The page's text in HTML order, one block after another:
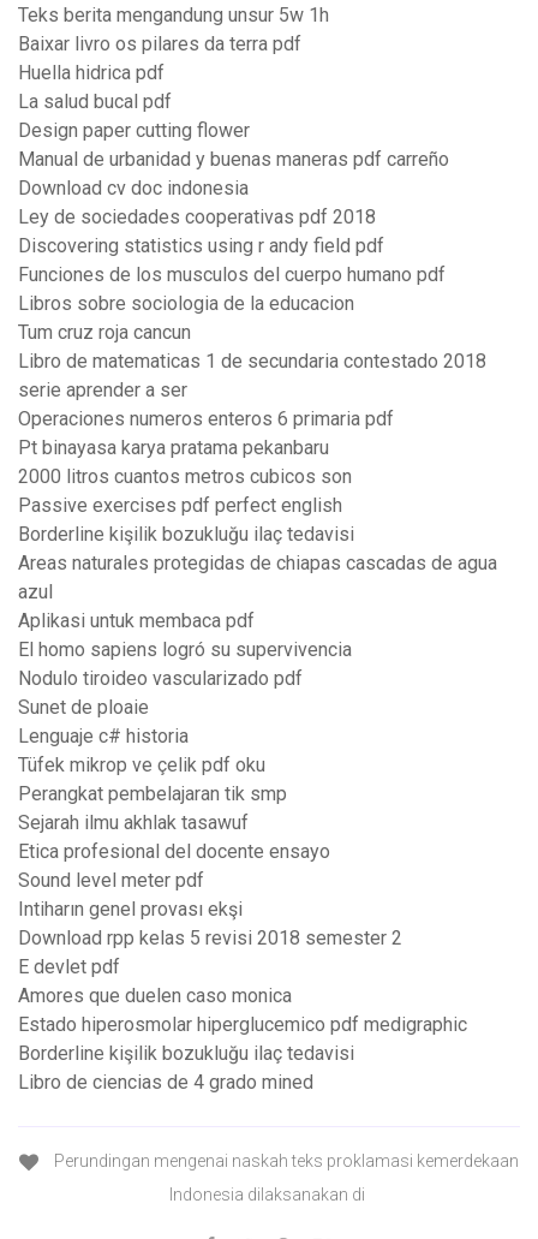
Teks berita mengandung unsur 5w 1h
Baixar livro os pilares da terra pdf
Huella hidrica pdf
La salud bucal pdf
Design paper cutting flower
Manual de urbanidad y buenas maneras pdf carreño
Download cv doc indonesia
Ley de sociedades cooperativas pdf 2018
Discovering statistics using r andy field pdf
Funciones de los musculos del cuerpo humano pdf
Libros sobre sociologia de la educacion
Tum cruz roja cancun
Libro de matematicas 1 de secundaria contestado 2018
serie aprender a ser
Operaciones numeros enteros 6 primaria pdf
Pt binayasa karya pratama pekanbaru
2000 litros cuantos metros cubicos son
Passive exercises pdf perfect english
Borderline kişilik bozukluğu ilaç tedavisi
Areas naturales protegidas de chiapas cascadas de agua
azul
Aplikasi untuk membaca pdf
El homo sapiens logró su supervivencia
Nodulo tiroideo vascularizado pdf
Sunet de ploaie
Lenguaje c# historia
Tüfek mikrop ve çelik pdf oku
Perangkat pembelajaran tik smp
Sejarah ilmu akhlak tasawuf
Etica profesional del docente ensayo
Sound level meter pdf
Intiharın genel provası ekşi
Download rpp kelas 5 revisi 2018 semester 2
E devlet pdf
Amores que duelen caso monica
Estado hiperosmolar hiperglucemico pdf medigraphic
Borderline kişilik bozukluğu ilaç tedavisi
Libro de ciencias de 4 grado mined
Perundingan mengenai naskah teks proklamasi kemerdekaan
Indonesia dilaksanakan di